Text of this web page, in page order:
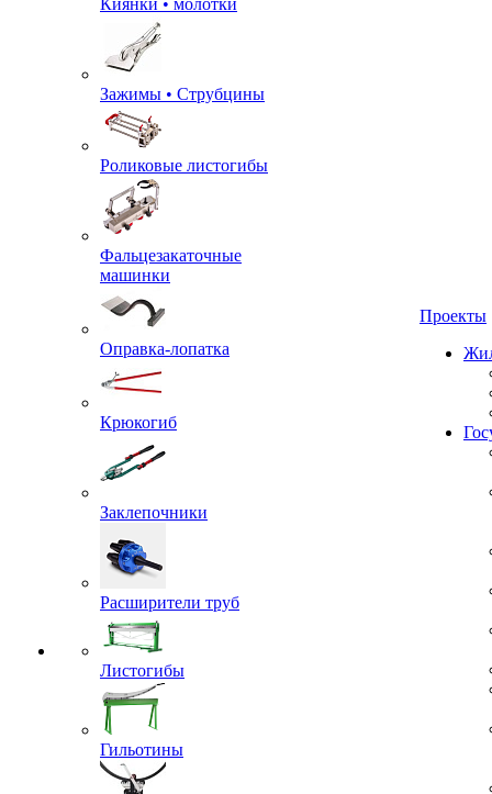
Киянки • молотки
Зажимы • Струбцины
Роликовые листогибы
Фальцезакаточные
машинки
Оправка-лопатка
Крюкогиб
Заклепочники
Расширители труб
Листогибы
Гильотины